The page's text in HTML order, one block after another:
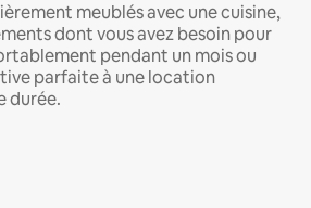
meublés avec une cuisine,
dont vous avez besoin pour
pendant un mois ou
parfaite à une location
durée.